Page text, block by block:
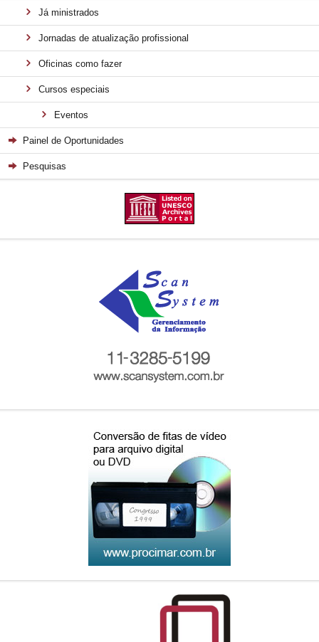
Já ministrados
Jornadas de atualização profissional
Oficinas como fazer
Cursos especiais
Eventos
Painel de Oportunidades
Pesquisas